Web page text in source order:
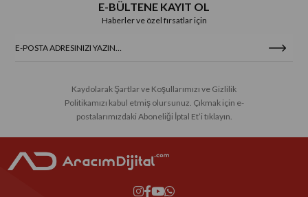
E-BÜLTENE KAYIT OL
Haberler ve özel fırsatlar için
Kaydolarak Şartlar ve Koşullarımızı ve Gizlilik
Politikamızı kabul etmiş olursunuz. Çıkmak için e-
postalarımızdaki Aboneliği İptal Et’i tıklayın.